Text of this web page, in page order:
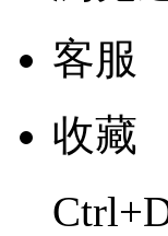
客服
收藏